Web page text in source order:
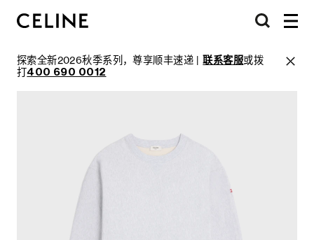
探索全新2026秋季系列，尊享顺丰速递 |联系客服或拨
打400 690 0012